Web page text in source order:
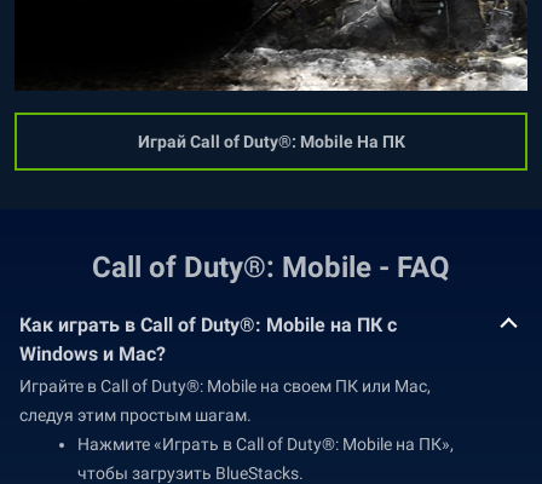
Играй Call of Duty®: Mobile На ПК
Call of Duty®: Mobile - FAQ
Как играть в Call of Duty®: Mobile на ПК с
Windows и Mac?
Играйте в Call of Duty®: Mobile на своем ПК или Mac,
следуя этим простым шагам.
Нажмите «Играть в Call of Duty®: Mobile на ПК»,
чтобы загрузить BlueStacks.